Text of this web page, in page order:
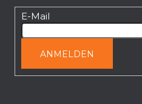
E-Mail
ANMELDEN